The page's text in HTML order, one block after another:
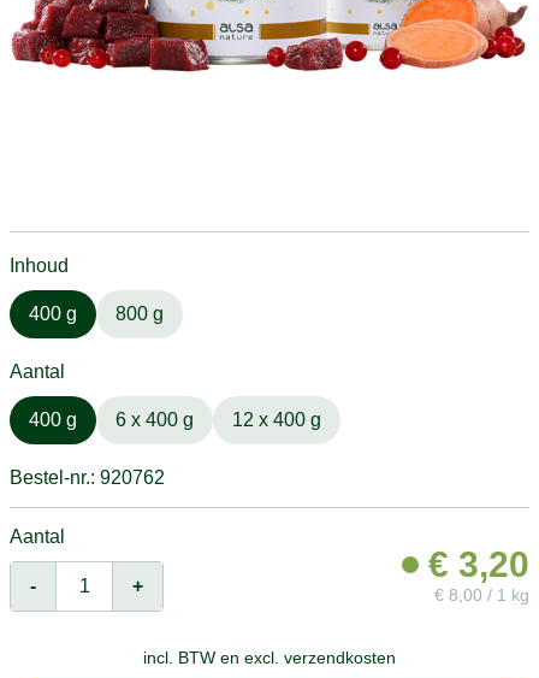
Inhoud
400 g 800 g
Aantal
400 g 6 x 400 g 12 x 400 g
Bestel-nr.: 920762
Aantal
- +
€ 3,20
€ 8,00 / 1 kg
incl. BTW en excl. verzendkosten